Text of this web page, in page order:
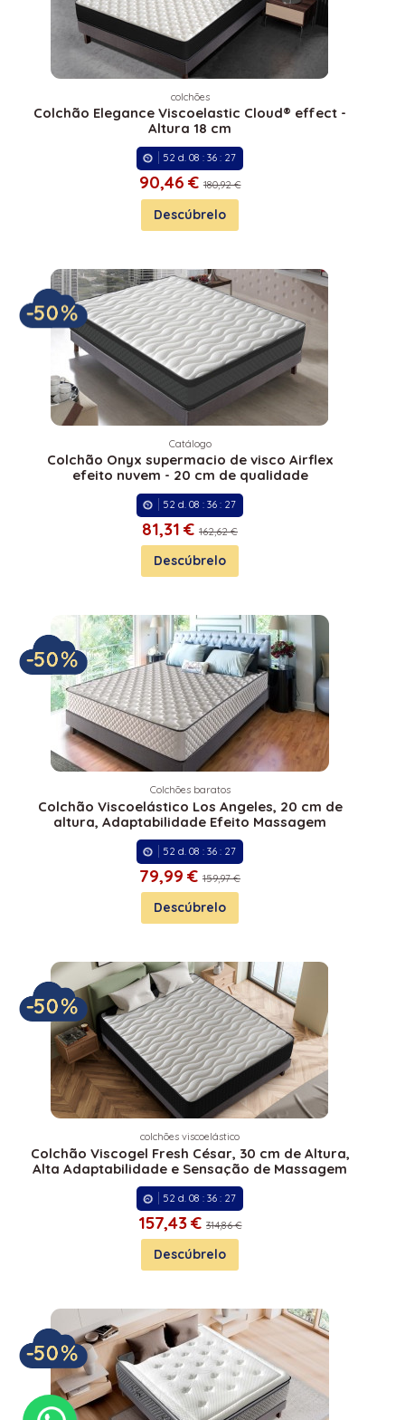
colchões
Colchão Elegance Viscoelastic Cloud® effect -
Altura 18 cm
52 d. 08 : 36: 27
90,46 € 180,92 €
Descúbrelo
Catálogo
Colchão Onyx supermacio de visco Airflex
efeito nuvem - 20 cm de qualidade
52 d. 08 : 36: 27
81,31 € 162,62 €
Descúbrelo
Colchões baratos
Colchão Viscoelástico Los Angeles, 20 cm de
altura, Adaptabilidade Efeito Massagem
52 d. 08 : 36: 27
79,99 € 159,97 €
Descúbrelo
colchões viscoelástico
Colchão Viscogel Fresh César, 30 cm de Altura,
Alta Adaptabilidade e Sensação de Massagem
52 d. 08 : 36: 27
157,43 € 314,86 €
Descúbrelo